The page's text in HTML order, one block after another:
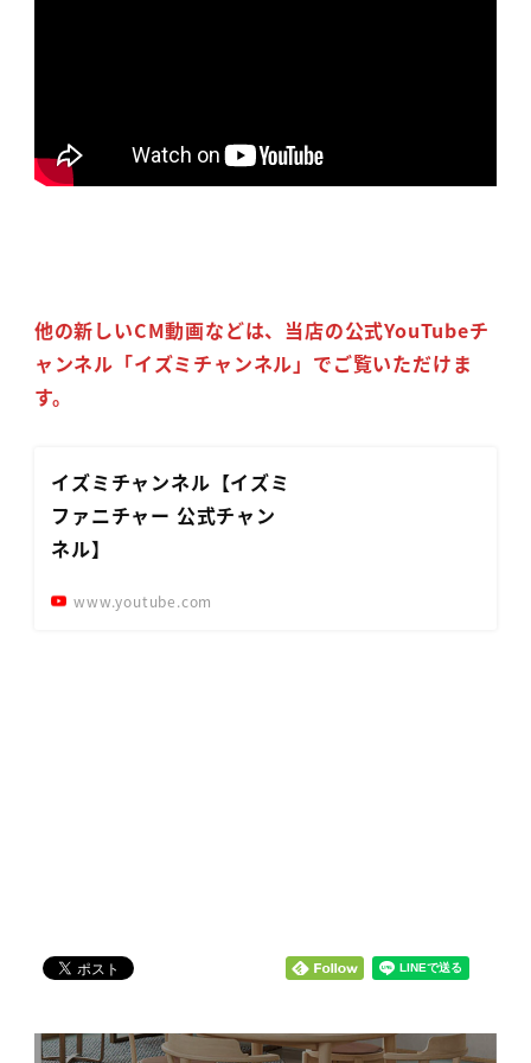
他の新しいCM動画などは、当店の公式YouTubeチ
ャンネル「イズミチャンネル」でご覧いただけま
す。
イズミチャンネル【イズミ
ファニチャー 公式チャン
ネル】
www.youtube.com